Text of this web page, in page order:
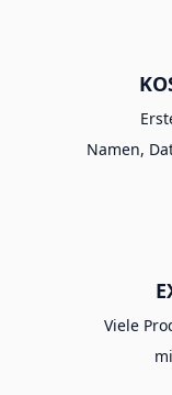
Namen,
Viele